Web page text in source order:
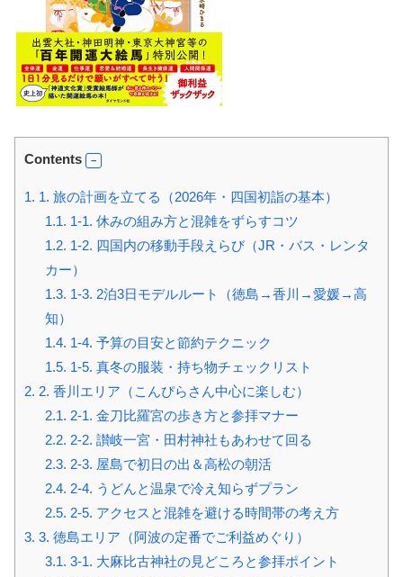
Contents
1. 1. 旅の計画を立てる（2026年・四国初詣の基本）
1.1. 1-1. 休みの組み方と混雑をずらすコツ
1.2. 1-2. 四国内の移動手段えらび（JR・バス・レンタ
カー）
1.3. 1-3. 2泊3日モデルルート（徳島→香川→愛媛→高
知）
1.4. 1-4. 予算の目安と節約テクニック
1.5. 1-5. 真冬の服装・持ち物チェックリスト
2. 2. 香川エリア（こんぴらさん中心に楽しむ）
2.1. 2-1. 金刀比羅宮の歩き方と参拝マナー
2.2. 2-2. 讃岐一宮・田村神社もあわせて回る
2.3. 2-3. 屋島で初日の出＆高松の朝活
2.4. 2-4. うどんと温泉で冷え知らずプラン
2.5. 2-5. アクセスと混雑を避ける時間帯の考え方
3. 3. 徳島エリア（阿波の定番でご利益めぐり）
3.1. 3-1. 大麻比古神社の見どころと参拝ポイント